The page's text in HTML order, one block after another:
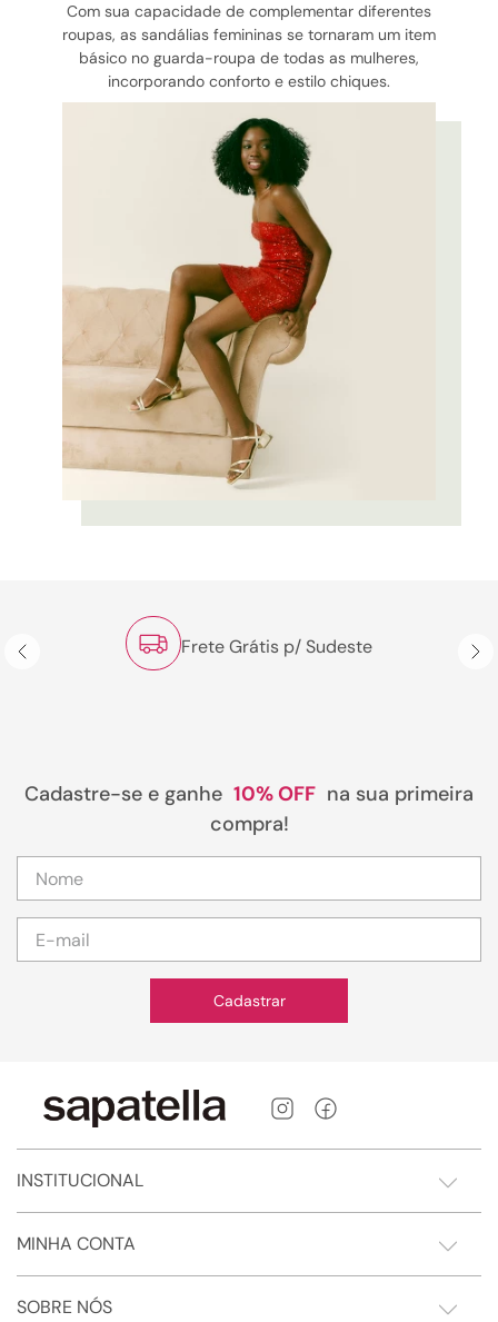
Com sua capacidade de complementar diferentes
roupas, as sandálias femininas se tornaram um item
básico no guarda-roupa de todas as mulheres,
incorporando conforto e estilo chiques.
Frete Grátis p/ Sudeste
Cadastre-se e ganhe 10% OFF na sua primeira
compra!
Cadastrar
INSTITUCIONAL
MINHA CONTA
SOBRE NÓS